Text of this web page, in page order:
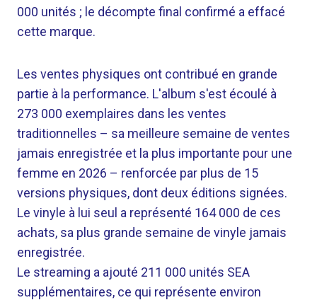
000 unités ; le décompte final confirmé a effacé
cette marque.
Les ventes physiques ont contribué en grande
partie à la performance. L'album s'est écoulé à
273 000 exemplaires dans les ventes
traditionnelles – sa meilleure semaine de ventes
jamais enregistrée et la plus importante pour une
femme en 2026 – renforcée par plus de 15
versions physiques, dont deux éditions signées.
Le vinyle à lui seul a représenté 164 000 de ces
achats, sa plus grande semaine de vinyle jamais
enregistrée.
Le streaming a ajouté 211 000 unités SEA
supplémentaires, ce qui représente environ